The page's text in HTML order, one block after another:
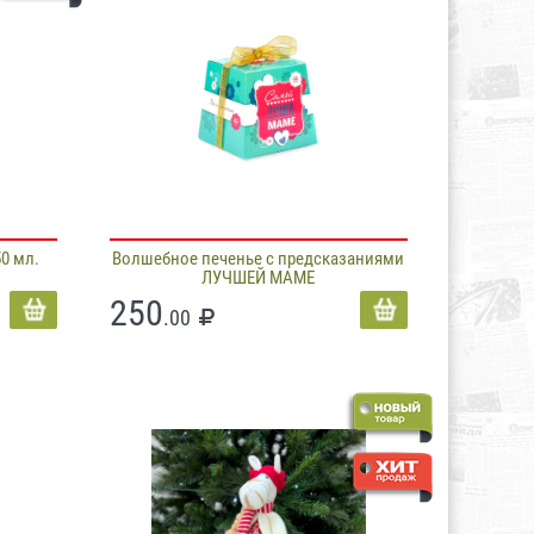
мл.
Волшебное печенье с предсказаниями
ЛУЧШЕЙ МАМЕ
250.00